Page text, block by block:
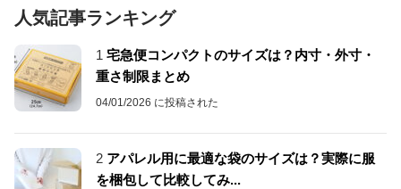
人気記事ランキング
1 宅急便コンパクトのサイズは？内寸・外寸・
重さ制限まとめ
04/01/2026 に投稿された
2 アパレル用に最適な袋のサイズは？実際に服
を梱包して比較してみ...